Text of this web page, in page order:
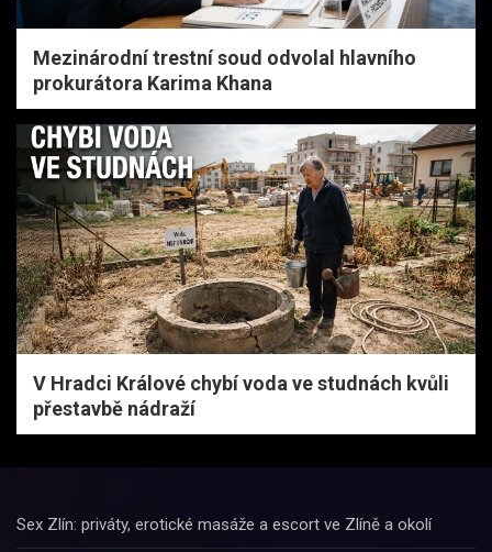
Mezinárodní trestní soud odvolal hlavního
prokurátora Karima Khana
V Hradci Králové chybí voda ve studnách kvůli
přestavbě nádraží
Sex Zlín: priváty, erotické masáže a escort ve Zlíně a okolí